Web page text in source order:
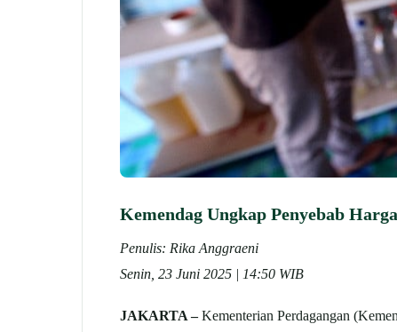
Kemendag Ungkap Penyebab
Penulis: Rika Anggraeni
Senin, 23 Juni 2025 | 14:50 WIB
JAKARTA –Kementerian Perdagangan